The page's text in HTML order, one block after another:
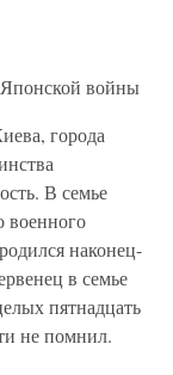
Японской войны
города
В семье
военного
наконец-
в семье
пятнадцать
не помнил.